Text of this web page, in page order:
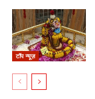
टॉप न्यूज़